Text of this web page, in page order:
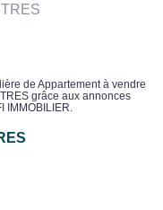
de Appartement à vendre
grâce aux annonces
IMMOBILIER.